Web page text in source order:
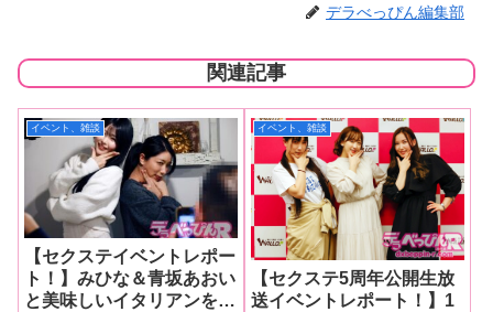
デラべっぴん編集部
関連記事
イベント、雑談
【セクステイベントレポー
ト！】みひな＆青坂あおい
と美味しいイタリアンを食
イベント、雑談
【セクステ5周年公開生放
送イベントレポート！】1